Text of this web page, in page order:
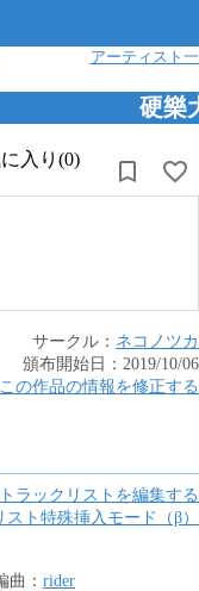
アーティスト
硬樂
入り(0)
サークル： ネコノツカ
頒布開始日： 2019/10/06
この作品の情報を修正する
トラックリストを編集する
スト特殊挿入モード（β）
曲 ： rider